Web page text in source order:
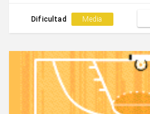
Dificultad Media